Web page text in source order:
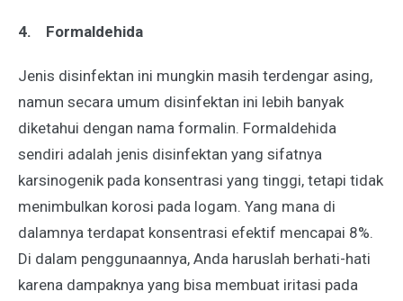
4. Formaldehida
Jenis disinfektan ini mungkin masih terdengar asing,
namun secara umum disinfektan ini lebih banyak
diketahui dengan nama formalin. Formaldehida
sendiri adalah jenis disinfektan yang sifatnya
karsinogenik pada konsentrasi yang tinggi, tetapi tidak
menimbulkan korosi pada logam. Yang mana di
dalamnya terdapat konsentrasi efektif mencapai 8%.
Di dalam penggunaannya, Anda haruslah berhati-hati
karena dampaknya yang bisa membuat iritasi pada